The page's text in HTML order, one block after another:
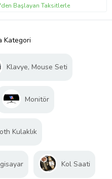
Başlayan Taksitlerle
Kategori
Klavye, Mouse Seti
Monitör
Kulaklık
Kol Saati